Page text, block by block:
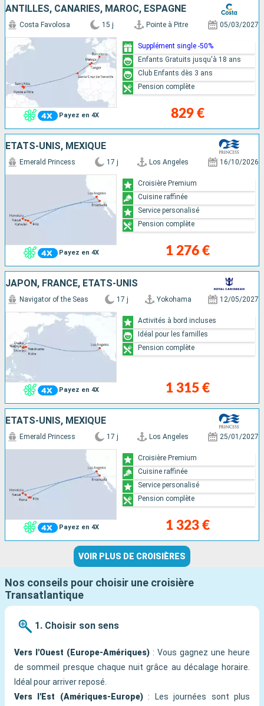
ANTILLES, CANARIES, MAROC, ESPAGNE
Payez en 4X
Costa Favolosa 15 j Pointe à Pitre 05/03/2027
829 €
Supplément single -50%
Enfants Gratuits jusqu'à 18 ans
Club Enfants dès 3 ans
Pension complète
ÉTATS-UNIS, MEXIQUE
Payez en 4X
Emerald Princess 17 j Los Angeles 16/10/2026
1 276 €
Croisière Premium
Cuisine raffinée
Service personalisé
Pension complète
JAPON, FRANCE, ÉTATS-UNIS
Payez en 4X
Navigator of the Seas 17 j Yokohama 12/05/2027
1 315 €
Activités à bord incluses
Idéal pour les familles
Pension complète
ÉTATS-UNIS, MEXIQUE
Payez en 4X
Emerald Princess 17 j Los Angeles 25/01/2027
1 323 €
Croisière Premium
Cuisine raffinée
Service personalisé
Pension complète
VOIR PLUS DE CROISIÈRES
Nos conseils pour choisir une croisière
Transatlantique
1. Choisir son sens
Vers l'Ouest (Europe-Amériques) : Vous gagnez une heure
de sommeil presque chaque nuit grâce au décalage horaire.
Idéal pour arriver reposé.
Vers l'Est (Amériques-Europe): Les journées sont plus